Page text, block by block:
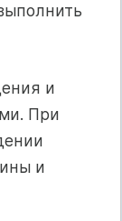
и
При
и